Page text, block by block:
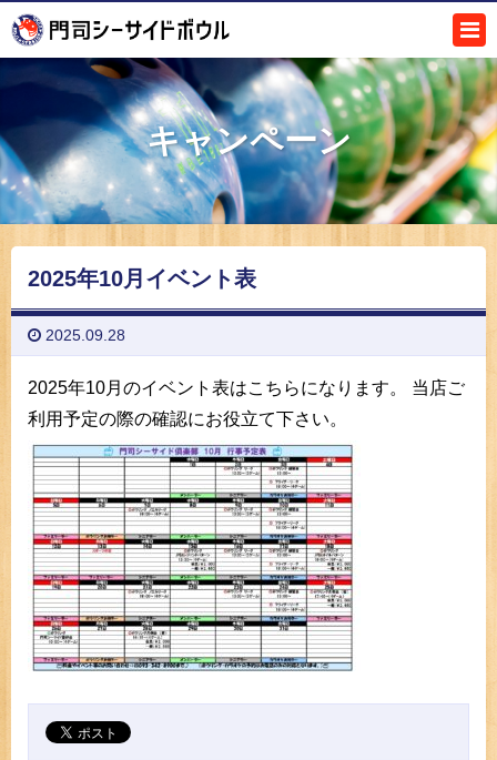
キャンペーン
2025年10月イベント表
2025.09.28
2025年10月のイベント表はこちらになります。
当店ご
利用予定の際の確認にお役立て下さい。